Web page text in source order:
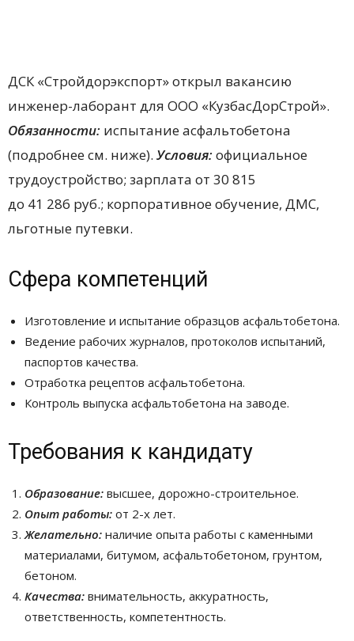
ДСК «Стройдорэкспорт» открыл вакансию
инженер-лаборант для ООО «КузбасДорСтрой».
Обязанности: испытание асфальтобетона
(подробнее см. ниже). Условия: официальное
трудоустройство; зарплата от 30 815
до 41 286 руб.; корпоративное обучение, ДМC,
льготные путевки.
Сфера компетенций
Изготовление и испытание образцов асфальтобетона.
Ведение рабочих журналов, протоколов испытаний,
паспортов качества.
Отработка рецептов асфальтобетона.
Контроль выпуска асфальтобетона на заводе.
Требования к кандидату
Образование: высшее, дорожно-строительное.
Опыт работы: от 2-х лет.
Желательно: наличие опыта работы с каменными
материалами, битумом, асфальтобетоном, грунтом,
бетоном.
Качества: внимательность, аккуратность,
ответственность, компетентность.